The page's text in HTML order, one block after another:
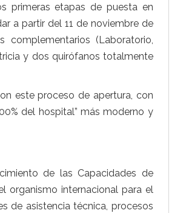
primeras etapas de puesta en
a partir del 11 de noviembre de
(Laboratorio,
y dos quirófanos totalmente
este proceso de apertura, con
del hospital” más moderno y
de las Capacidades de
organismo internacional para el
de asistencia técnica, procesos